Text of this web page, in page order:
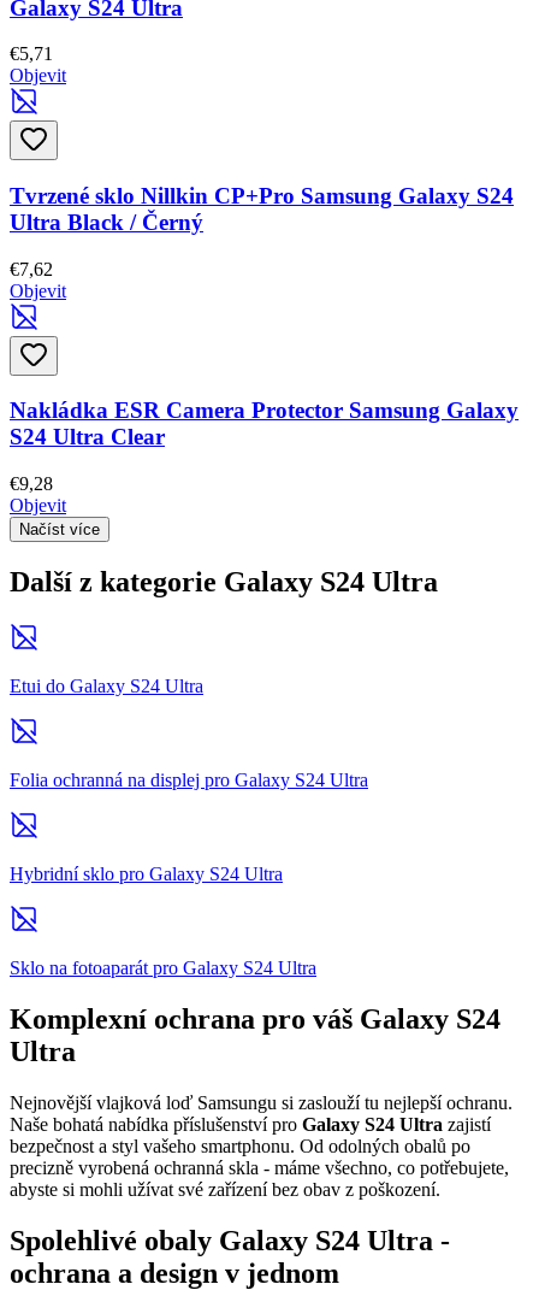
Galaxy S24 Ultra
€5,71
Objevit
Tvrzené sklo Nillkin CP+Pro Samsung Galaxy S24
Ultra Black / Černý
€7,62
Objevit
Nakládka ESR Camera Protector Samsung Galaxy
S24 Ultra Clear
€9,28
Objevit
Načíst více
Další z kategorie Galaxy S24 Ultra
Etui do Galaxy S24 Ultra
Folia ochranná na displej pro Galaxy S24 Ultra
Hybridní sklo pro Galaxy S24 Ultra
Sklo na fotoaparát pro Galaxy S24 Ultra
Komplexní ochrana pro váš Galaxy S24
Ultra
Nejnovější vlajková loď Samsungu si zaslouží tu nejlepší ochranu.
Naše bohatá nabídka příslušenství pro Galaxy S24 Ultra zajistí
bezpečnost a styl vašeho smartphonu. Od odolných obalů po
precizně vyrobená ochranná skla - máme všechno, co potřebujete,
abyste si mohli užívat své zařízení bez obav z poškození.
Spolehlivé obaly Galaxy S24 Ultra -
ochrana a design v jednom